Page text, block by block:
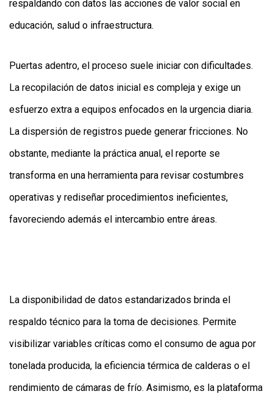
respaldando con datos las acciones de valor social en
educación, salud o infraestructura.
Puertas adentro, el proceso suele iniciar con dificultades.
La recopilación de datos inicial es compleja y exige un
esfuerzo extra a equipos enfocados en la urgencia diaria.
La dispersión de registros puede generar fricciones. No
obstante, mediante la práctica anual, el reporte se
transforma en una herramienta para revisar costumbres
operativas y rediseñar procedimientos ineficientes,
favoreciendo además el intercambio entre áreas.
La disponibilidad de datos estandarizados brinda el
respaldo técnico para la toma de decisiones. Permite
visibilizar variables críticas como el consumo de agua por
tonelada producida, la eficiencia térmica de calderas o el
rendimiento de cámaras de frío. Asimismo, es la plataforma